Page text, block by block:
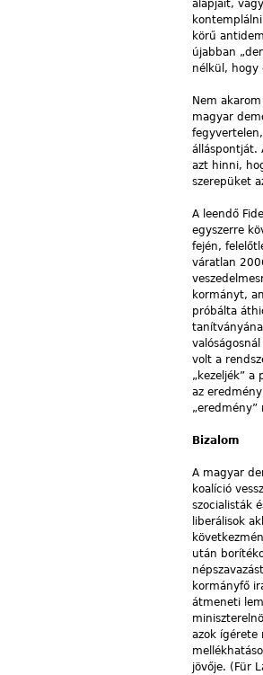
alapjait,
körű
újabban
nélkül, hogy
Nem
magyar
álláspontját.
azt hinni,
szerepüket
A leendő
egyszerre
fején,
váratlan
kormányt,
próbálta
volt a
„kezeljék”
az
„eredmény”
Bizalom
A magyar
koalíció
szocialisták
liberálisok
után
kormányfő
átmeneti
azok ígérete
jövője. (Für